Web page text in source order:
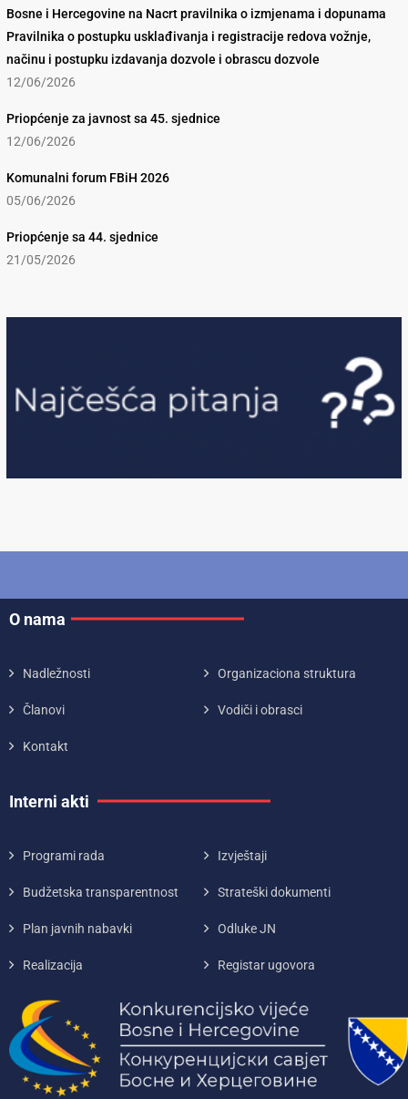
Bosne i Hercegovine na Nacrt pravilnika o izmjenama i dopunama
Pravilnika o postupku usklađivanja i registracije redova vožnje,
načinu i postupku izdavanja dozvole i obrascu dozvole
12/06/2026
Priopćenje za javnost sa 45. sjednice
12/06/2026
Komunalni forum FBiH 2026
05/06/2026
Priopćenje sa 44. sjednice
21/05/2026
O nama
Nadležnosti Organizaciona struktura
Članovi Vodiči i obrasci
Kontakt
Interni akti
Programi rada Izvještaji
Budžetska transparentnost Strateški dokumenti
Plan javnih nabavki Odluke JN
Realizacija Registar ugovora